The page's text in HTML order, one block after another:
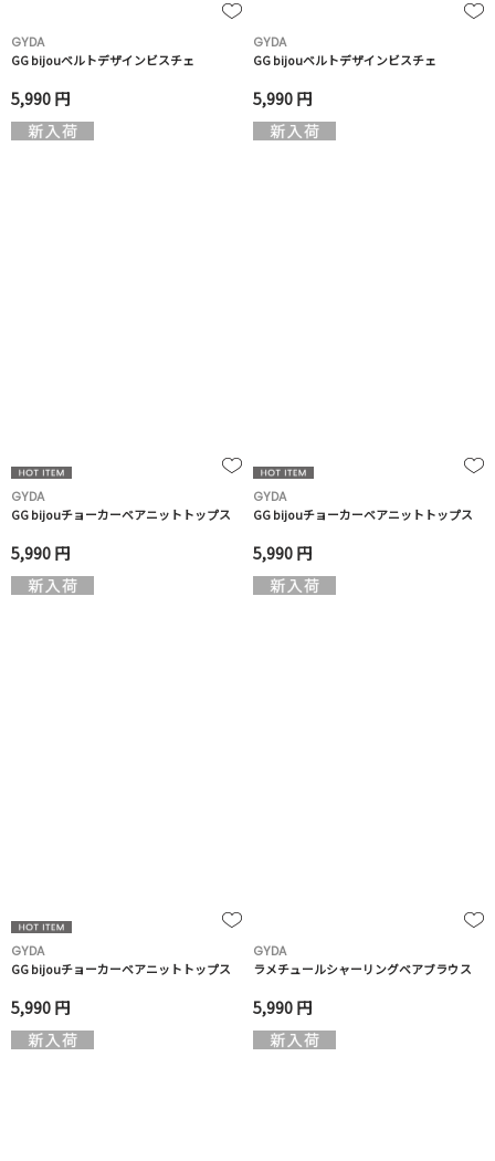
GYDA
GG bijouベルトデザインビスチェ
5,990 円
GYDA
GG bijouベルトデザインビスチェ
5,990 円
GYDA
GG bijouチョーカーベアニットトップス
5,990 円
GYDA
GG bijouチョーカーベアニットトップス
5,990 円
GYDA
GG bijouチョーカーベアニットトップス
5,990 円
GYDA
ラメチュールシャーリングベアブラウス
5,990 円